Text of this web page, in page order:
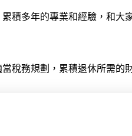
積多年的專業和經驗，和
稅務規劃，累積退休所需